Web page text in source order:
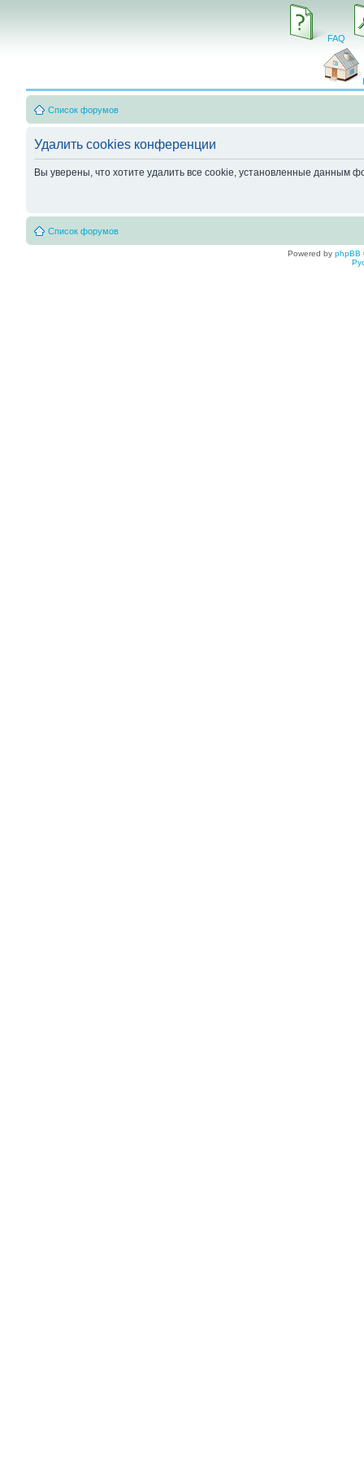
FAQ
Список форумов
Удалить cookies конференции
Вы уверены, что хотите удалить все cookie, установленные данным
Список форумов
Powered by phpBB